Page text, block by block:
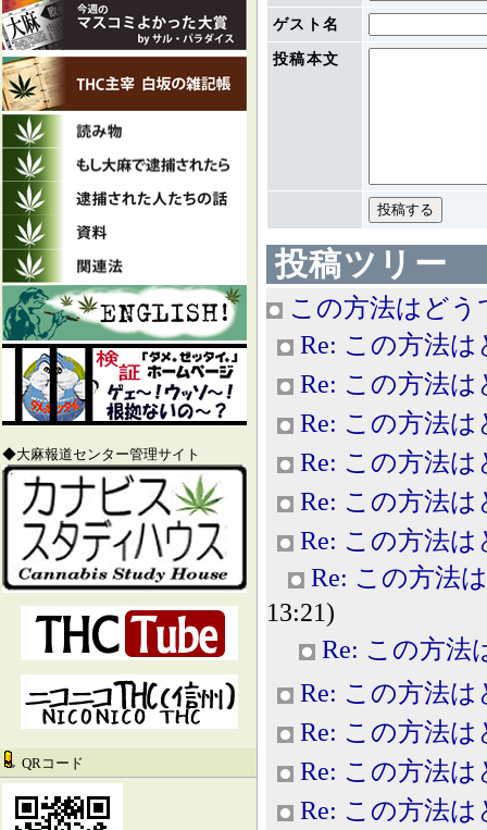
◆大麻報道センター管理サイト
QRコード
ゲスト名
投稿本文
投稿ツリー
この方法はどう
Re: この方法
Re: この方法
Re: この方法
Re: この方法
Re: この方法
Re: この方法
Re: この方法
13:21)
Re: この方法
Re: この方法
Re: この方法
Re: この方法
Re: この方法